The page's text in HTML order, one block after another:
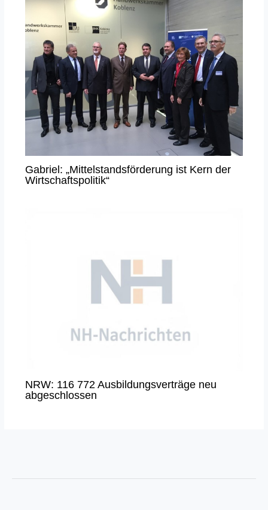
Gabriel: „Mittelstandsförderung ist Kern der
Wirtschaftspolitik“
NRW: 116 772 Ausbildungsverträge neu
abgeschlossen